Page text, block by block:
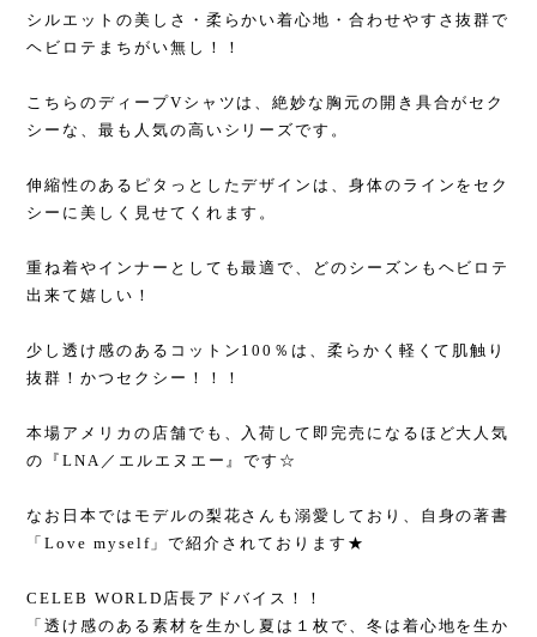
シルエットの美しさ・柔らかい着心地・合わせやすさ抜群で
ヘビロテまちがい無し！！
こちらのディープVシャツは、絶妙な胸元の開き具合がセク
シーな、最も人気の高いシリーズです。
伸縮性のあるピタっとしたデザインは、身体のラインをセク
シーに美しく見せてくれます。
重ね着やインナーとしても最適で、どのシーズンもヘビロテ
出来て嬉しい！
少し透け感のあるコットン100％は、柔らかく軽くて肌触り
抜群！かつセクシー！！！
本場アメリカの店舗でも、入荷して即完売になるほど大人気
の『LNA／エルエヌエー』です☆
なお日本ではモデルの梨花さんも溺愛しており、自身の著書
「Love myself」で紹介されております★
CELEB WORLD店長アドバイス！！
「透け感のある素材を生かし夏は１枚で、冬は着心地を生か